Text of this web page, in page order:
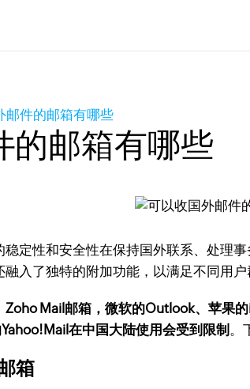
邮件的邮箱有哪些
的邮箱有哪些
性和安全性在保持国外联系、处理
入了独特的附加功能，以满足不同用户
Zoho Mail邮箱，微软的Outlook、苹果
在中国大陆使用会受到限制 。
箱